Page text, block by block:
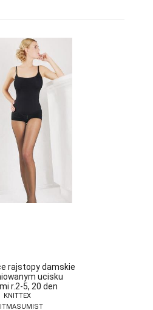
rajstopy damskie
ucisku
r.2-5, 20 den
KNITTEX